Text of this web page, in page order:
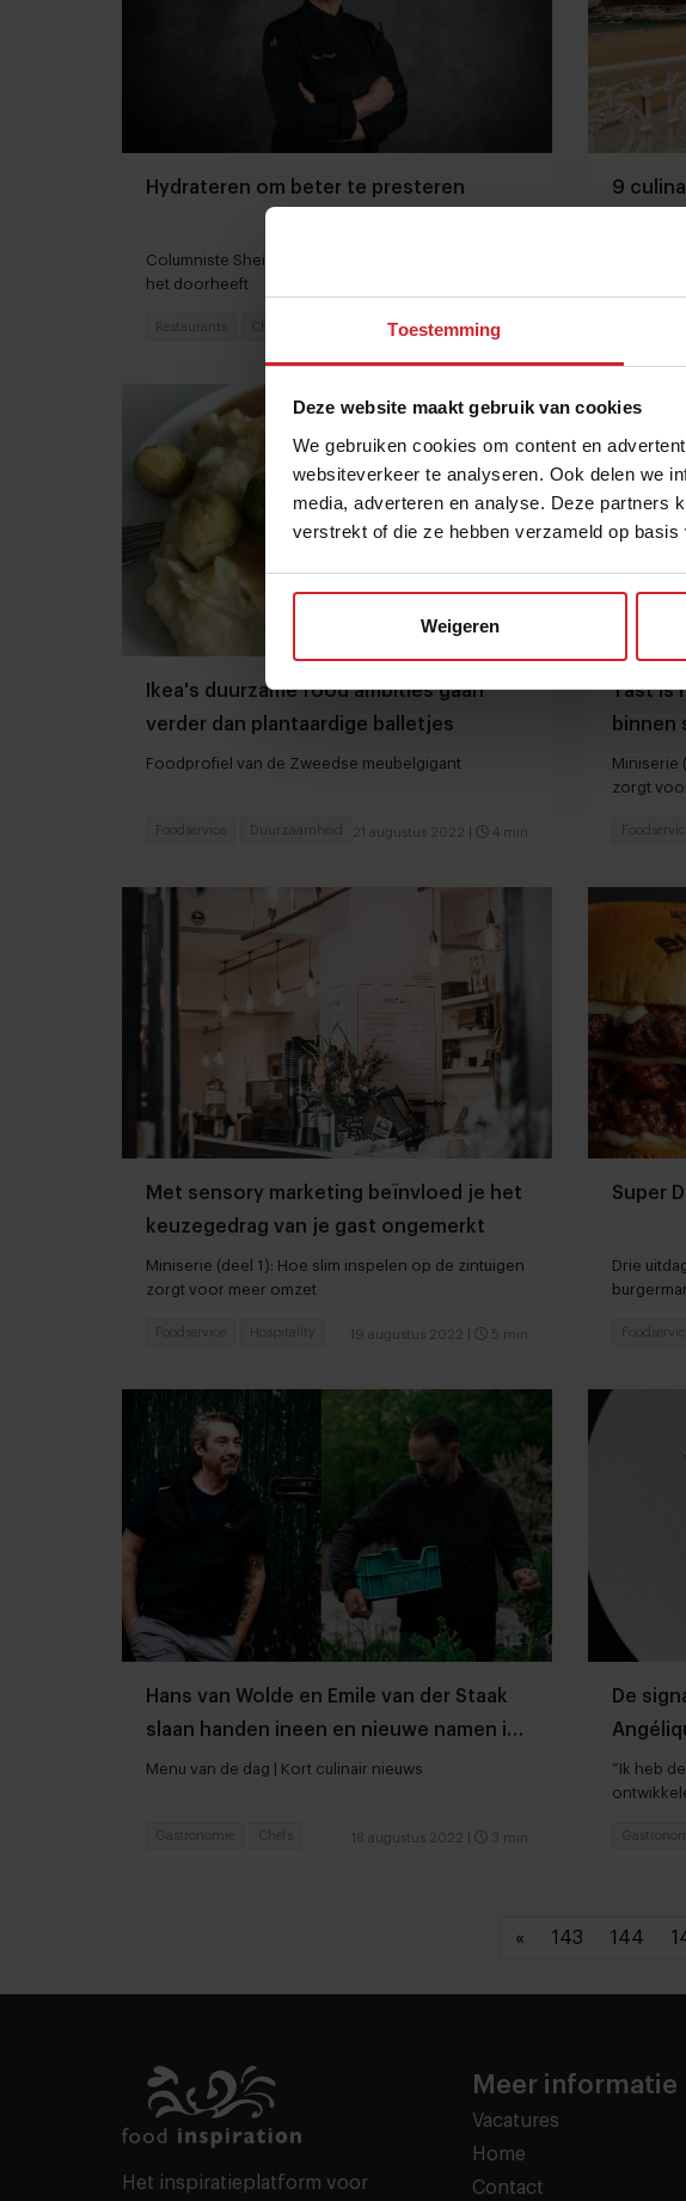
Toestemming
Deze website maakt gebruik van cookies
We gebruiken cookies om content en
websiteverkeer te analyseren. Ook delen we
media, adverteren en analyse. Deze partners
verstrekt of die ze hebben verzameld op
Weigeren
Hydrateren om beter te presteren
Columniste Sheila Struyck is dorstig zonder dat ze
het doorheeft
23 augustus 2022| 5 min
Restaurants
9
Ikea's duurzame food ambities gaan
verder dan plantaardige balletjes
Foodprofiel van de Zweedse meubelgigant
21 augustus 2022 4 min
Foodservice Duurzaamheid
Tast is
binnen
Miniserie
zorgt
Foodservice
Met sensory marketing beïnvloed je het
keuzegedrag van je gast ongemerkt
Miniserie (deel 1): Hoe slim inspelen op de zintuigen
zorgt voor meer omzet
19 augustus 2022 5 min
Foodservice Hospitality
Super
Drie
Foodservice
Hans van Wolde en Emile van der Staak
slaan handen ineen en nieuwe namen in
de Michelingids
Menu van de dag | Kort culinair nieuws
18 augustus 2022 3 min
Gastronomie Chefs
De
“Ik heb
« 143 144
Het inspiratieplatform voor
Meer informatie
Vacatures
Home
Contact